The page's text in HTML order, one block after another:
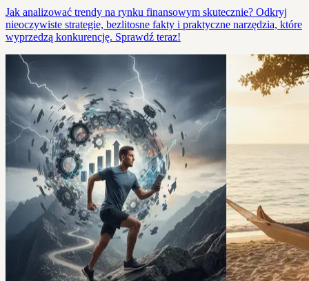
Jak analizować trendy na rynku finansowym skutecznie? Odkryj
nieoczywiste strategie, bezlitosne fakty i praktyczne narzędzia, które
wyprzedzą konkurencję. Sprawdź teraz!